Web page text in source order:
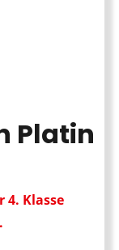
Platin
4. Klasse